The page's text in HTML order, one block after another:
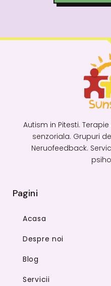
Autism in Pitesti.
senzoriala. Grupuri
Neruofeedback.
Pagini
Acasa
Despre noi
Blog
Servicii